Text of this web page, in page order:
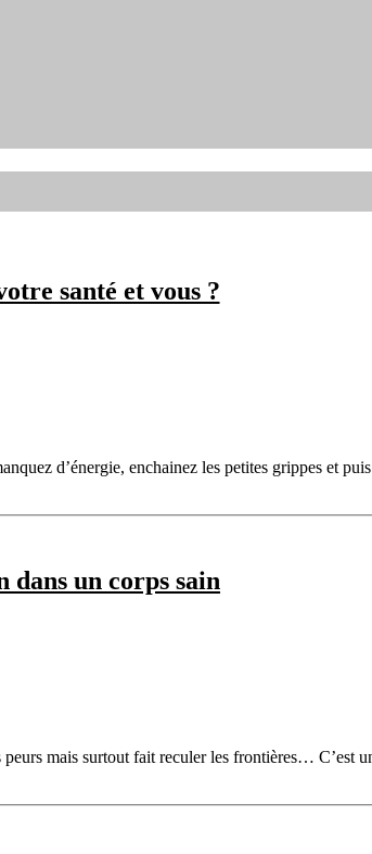
santé et vous ?
d’énergie, enchainez les petites grippes et
dans un corps sain
mais surtout fait reculer les frontières… C’est